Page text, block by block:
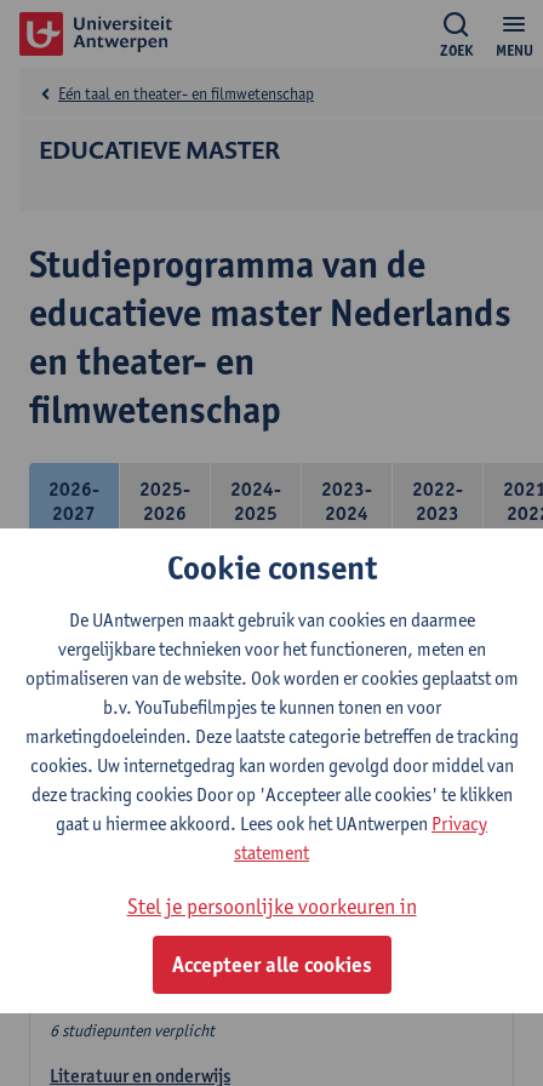
MENU
ZOEK
EDUCATIEVE MASTER
Eén taal en theater- en filmwetenschap
Studieprogramma van de
educatieve master Nederlands
en theater- en
filmwetenschap
2026-
2027
2025-
2026
2024-
2025
2023-
2024
2022-
2023
- Optie A : je kiest twee vakdidactieken
- Optie B: je kiest één vakdidactiek en een profilering
In de domeincomponent neem je 60 studiepunten op:
- 1 verplicht algemeen opleidingsonderdeel van 6 studiepunten,
- 24 of 30 studiepunten Nederlands en telkens minimum 6
studiepunten per deeldomein,
- 24 of 30 studiepunten theater- en filmwetenschap.
Verplicht algemeen opleidingsonderdeel
Deze 6 verplichte studiepunten tellen mee in de
domeincomponent van een van de gekozen talen.
Verplicht algemeen opleidingsonderdeel
6 studiepunten verplicht
Literatuur en onderwijs
Cookie consent
De UAntwerpen maakt gebruik van cookies en daarmee
vergelijkbare technieken voor het functioneren, meten en
optimaliseren van de website. Ook worden er cookies geplaatst om
b.v. YouTubefilmpjes te kunnen tonen en voor
marketingdoeleinden. Deze laatste categorie betreffen de tracking
cookies. Uw internetgedrag kan worden gevolgd door middel van
deze tracking cookies Door op 'Accepteer alle cookies' te klikken
gaat u hiermee akkoord. Lees ook het UAntwerpen Privacy
statement
Stel je persoonlijke voorkeuren in
Accepteer alle cookies